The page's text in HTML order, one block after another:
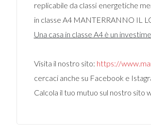
replicabile da classi energetiche
in classe A4 MANTERRANNO IL
Una casa in classe A4 è un
Visita il nostro sito: https://
cercaci anche su Facebook e
Calcola il tuo mutuo sul nostro